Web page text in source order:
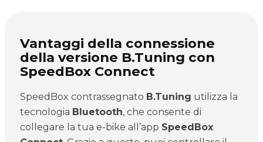
Vantaggi della connessione
della versione B.Tuning con
SpeedBox Connect
SpeedBox contrassegnato B.Tuning utilizza la
tecnologia Bluetooth, che consente di
collegare la tua e-bike all’app SpeedBox